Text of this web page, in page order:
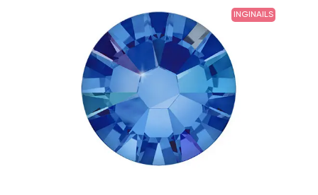
INGINAILS